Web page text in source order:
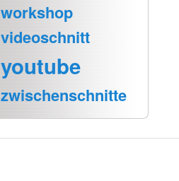
workshop
videoschnitt
youtube
zwischenschnitte